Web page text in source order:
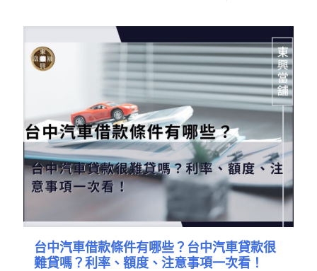
台中汽車借款條件有哪些？台中汽車貸款很
難貸嗎？利率、額度、注意事項一次看！